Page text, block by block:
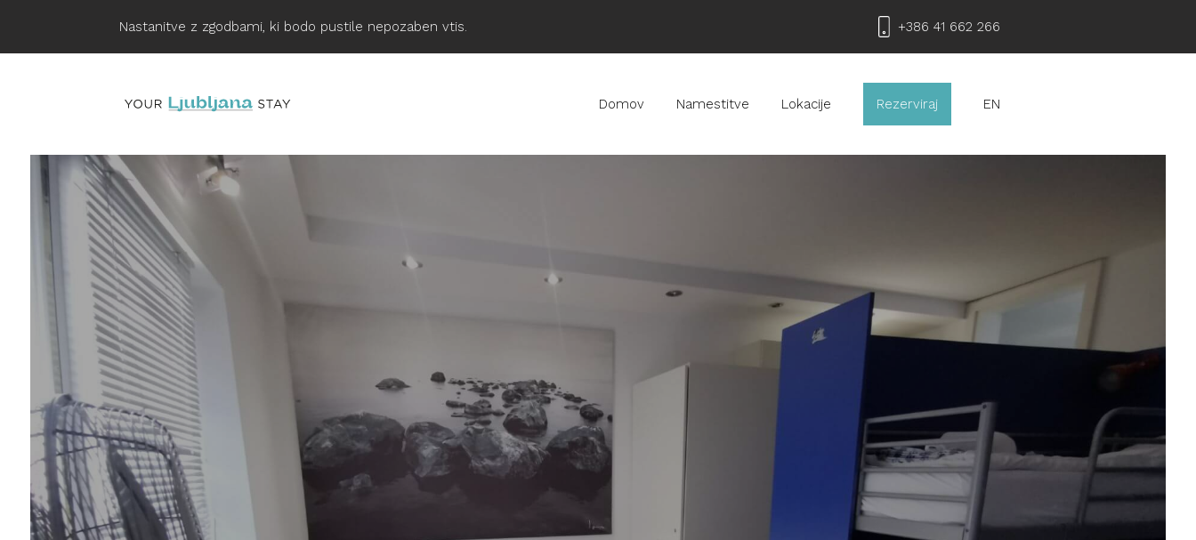
Nastanitve z zgodbami, ki bodo pustile nepozaben vtis. +386 41 662 266
Domov Namestitve Lokacije Rezerviraj EN